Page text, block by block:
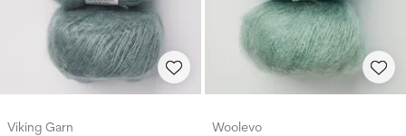
Viking Garn
Woolevo